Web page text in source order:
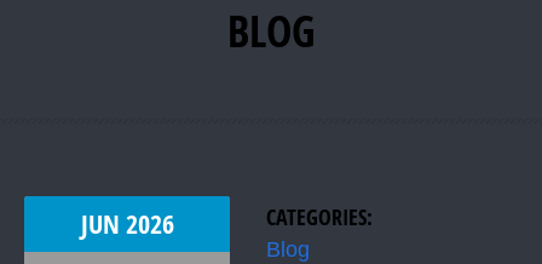
BLOG
JUN 2026 CATEGORIES:
Blog